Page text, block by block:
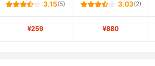
3.15(5) 3.03(2)
¥259 ¥880